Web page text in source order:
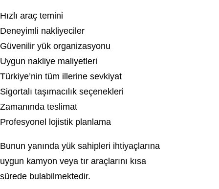
Hızlı araç temini
Deneyimli nakliyeciler
Güvenilir yük organizasyonu
Uygun nakliye maliyetleri
Türkiye’nin tüm illerine sevkiyat
Sigortalı taşımacılık seçenekleri
Zamanında teslimat
Profesyonel lojistik planlama
Bunun yanında yük sahipleri ihtiyaçlarına
uygun kamyon veya tır araçlarını kısa
sürede bulabilmektedir.